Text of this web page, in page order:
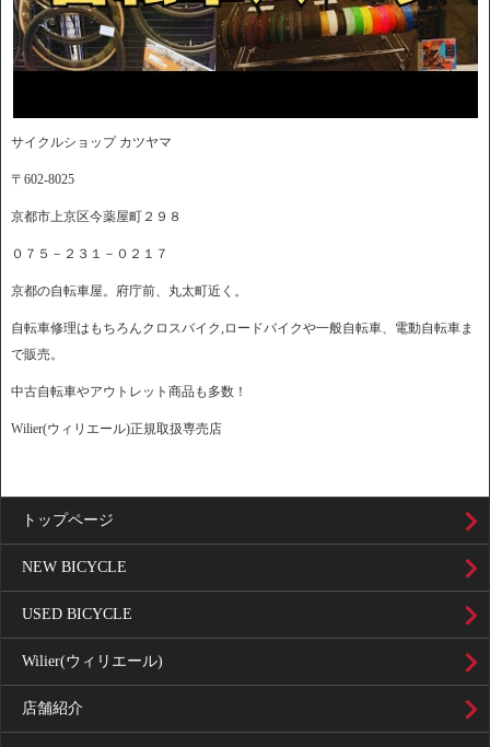
サイクルショップ カツヤマ
〒602-8025
京都市上京区今薬屋町２９８
０７５－２３１－０２１７
京都の自転車屋。府庁前、丸太町近く。
自転車修理はもちろんクロスバイク,ロードバイクや一般自転車、電動自転車ま
で販売。
中古自転車やアウトレット商品も多数！
Wilier(ウィリエール)正規取扱専売店
トップページ
NEW BICYCLE
USED BICYCLE
Wilier(ウィリエール)
店舗紹介